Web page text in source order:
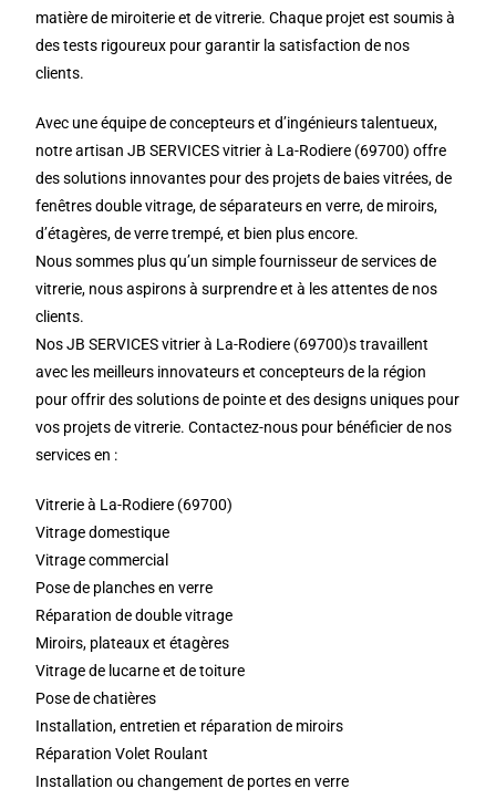
matière de miroiterie et de vitrerie. Chaque projet est soumis à
des tests rigoureux pour garantir la satisfaction de nos
clients.
Avec une équipe de concepteurs et d’ingénieurs talentueux,
notre artisan JB SERVICES vitrier à La-Rodiere (69700) offre
des solutions innovantes pour des projets de baies vitrées, de
fenêtres double vitrage, de séparateurs en verre, de miroirs,
d’étagères, de verre trempé, et bien plus encore.
Nous sommes plus qu’un simple fournisseur de services de
vitrerie, nous aspirons à surprendre et à les attentes de nos
clients.
Nos JB SERVICES vitrier à La-Rodiere (69700)s travaillent
avec les meilleurs innovateurs et concepteurs de la région
pour offrir des solutions de pointe et des designs uniques pour
vos projets de vitrerie. Contactez-nous pour bénéficier de nos
services en :
Vitrerie à La-Rodiere (69700)
Vitrage domestique
Vitrage commercial
Pose de planches en verre
Réparation de double vitrage
Miroirs, plateaux et étagères
Vitrage de lucarne et de toiture
Pose de chatières
Installation, entretien et réparation de miroirs
Réparation Volet Roulant
Installation ou changement de portes en verre